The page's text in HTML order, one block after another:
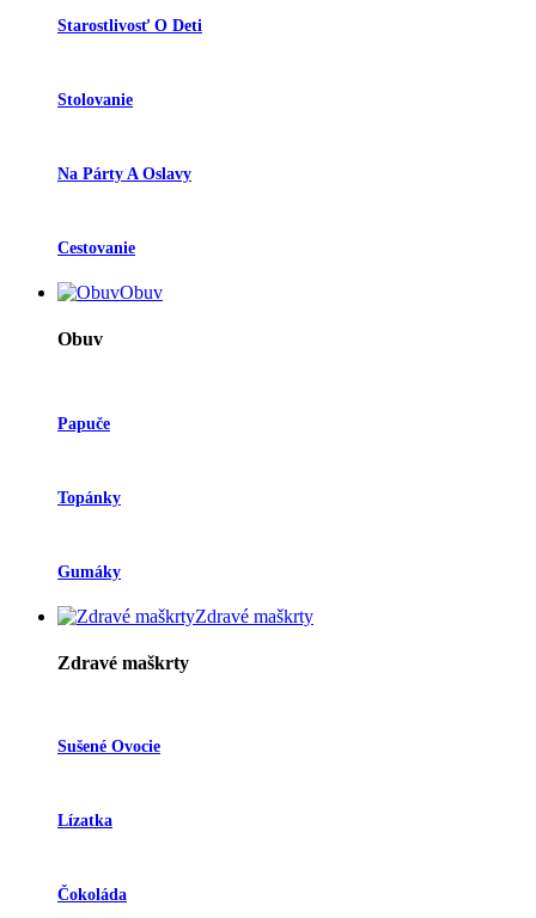
Starostlivosť O Deti
Stolovanie
Na Párty A Oslavy
Cestovanie
Obuv
Obuv
Papuče
Topánky
Gumáky
Zdravé maškrty
Zdravé maškrty
Sušené Ovocie
Lízatka
Čokoláda